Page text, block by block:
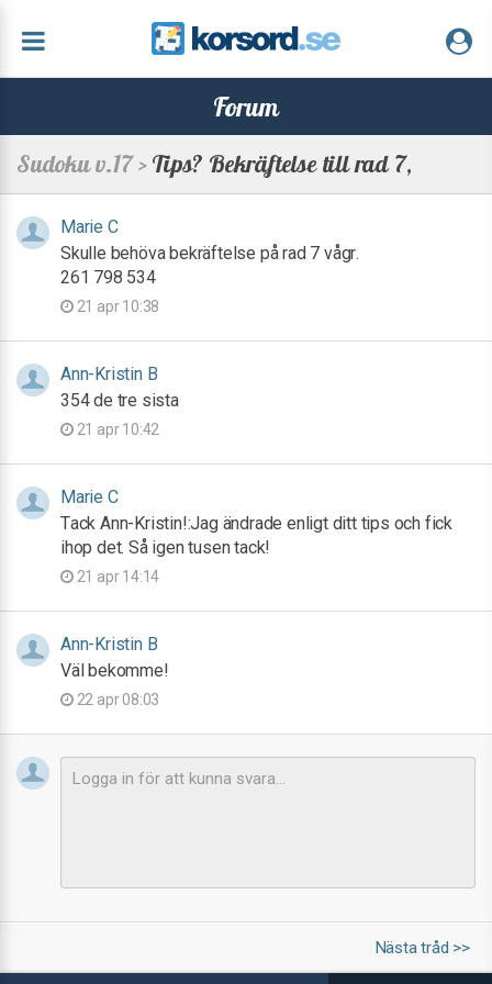
Forum
Sudoku v.17 >Tips? Bekräftelse till rad 7,
Marie C
Skulle behöva bekräftelse på rad 7 vågr.
261 798 534
21 apr 10:38
Ann-Kristin B
354 de tre sista
21 apr 10:42
Marie C
Tack Ann-Kristin!:Jag ändrade enligt ditt tips och fick
ihop det. Så igen tusen tack!
21 apr 14:14
Ann-Kristin B
Väl bekomme!
22 apr 08:03
Nästa tråd >>